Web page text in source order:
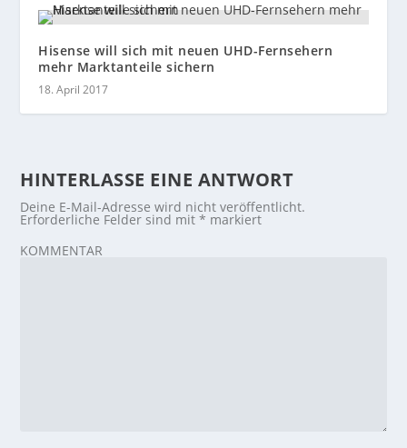
Hisense will sich mit neuen UHD-Fernsehern
mehr Marktanteile sichern
18. April 2017
HINTERLASSE EINE ANTWORT
Deine E-Mail-Adresse wird nicht veröffentlicht.
Erforderliche Felder sind mit* markiert
KOMMENTAR